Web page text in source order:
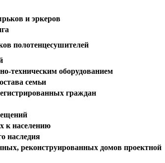
и эркеров
полотенцесушителей
техническим оборудованием
семьи
граждан
к населению
наследия
реконструированных домов проектной